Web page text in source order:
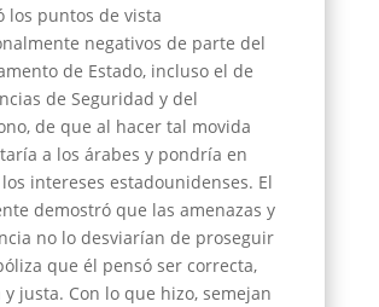
los puntos de vista
negativos de parte del
de Estado, incluso el de
de Seguridad y del
de que al hacer tal movida
a los árabes y pondría en
intereses estadounidenses. El
demostró que las amenazas y
no lo desviarían de proseguir
que él pensó ser correcta,
y justa. Con lo que hizo, semejan